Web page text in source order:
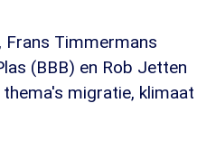
Frans Timmermans
(BBB) en Rob Jetten
migratie, klimaat